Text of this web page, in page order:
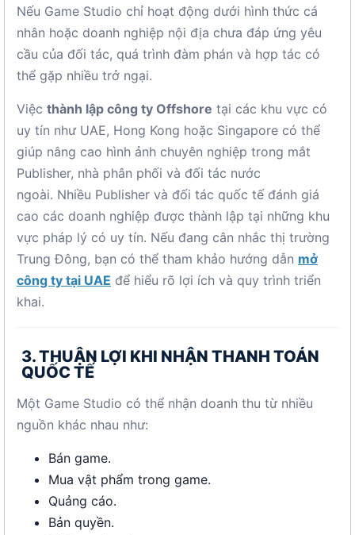
Nếu Game Studio chỉ hoạt động dưới hình thức cá
nhân hoặc doanh nghiệp nội địa chưa đáp ứng yêu
cầu của đối tác, quá trình đàm phán và hợp tác có
thể gặp nhiều trở ngại.
Việc thành lập công ty Offshore tại các khu vực có
uy tín như UAE, Hong Kong hoặc Singapore có thể
giúp nâng cao hình ảnh chuyên nghiệp trong mắt
Publisher, nhà phân phối và đối tác nước
ngoài. Nhiều Publisher và đối tác quốc tế đánh giá
cao các doanh nghiệp được thành lập tại những khu
vực pháp lý có uy tín. Nếu đang cân nhắc thị trường
Trung Đông, bạn có thể tham khảo hướng dẫn mở
công ty tại UAE để hiểu rõ lợi ích và quy trình triển
khai.
3. THUẬN LỢI KHI NHẬN THANH TOÁN
QUỐC TẾ
Một Game Studio có thể nhận doanh thu từ nhiều
nguồn khác nhau như:
Bán game.
Mua vật phẩm trong game.
Quảng cáo.
Bản quyền.